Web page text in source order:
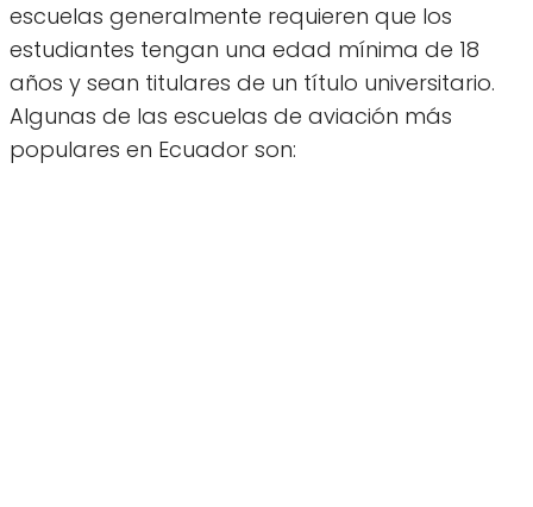
escuelas generalmente requieren que los
estudiantes tengan una edad mínima de 18
años y sean titulares de un título universitario.
Algunas de las escuelas de aviación más
populares en Ecuador son: